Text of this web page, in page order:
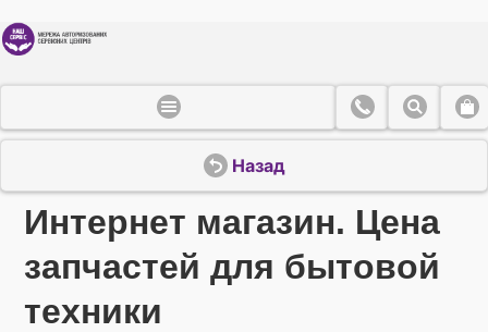
Назад
Интернет магазин. Цена
запчастей для бытовой
техники